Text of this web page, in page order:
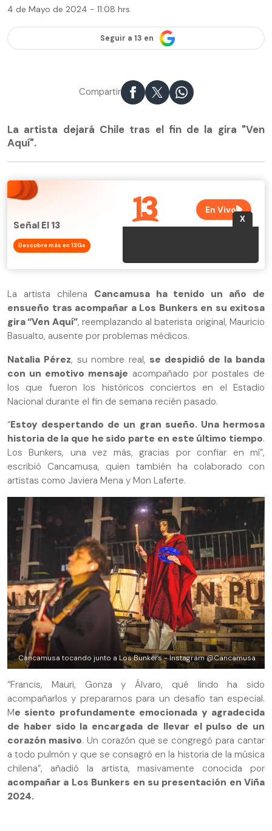
4 de Mayo de 2024 - 11:08 hrs.
Seguir a 13 en
Compartir
La artista dejará Chile tras el fin de la gira "Ven
Aquí".
Señal El 13
Descubre más en 13Go
La artista chilena Cancamusa ha tenido un año de
ensueño tras acompañar a Los Bunkers en su exitosa
gira “Ven Aquí”, reemplazando al baterista original, Mauricio
Basualto, ausente por problemas médicos.
Natalia Pérez, su nombre real, se despidió de la banda
con un emotivo mensaje acompañado por postales de
los que fueron los históricos conciertos en el Estadio
Nacional durante el fin de semana recién pasado.
“Estoy despertando de un gran sueño. Una hermosa
historia de la que he sido parte en este último tiempo.
Los Bunkers, una vez más, gracias por confiar en mí”,
escribió Cancamusa, quien también ha colaborado con
artistas como Javiera Mena y Mon Laferte.
Cancamusa tocando junto a Los Bunkers - Instagram @Cancamusa
“Francis, Mauri, Gonza y Álvaro, qué lindo ha sido
acompañarlos y prepararnos para un desafío tan especial.
Me siento profundamente emocionada y agradecida
de haber sido la encargada de llevar el pulso de un
corazón masivo. Un corazón que se congregó para cantar
a todo pulmón y que se consagró en la historia de la música
chilena”, añadió la artista, masivamente conocida por
acompañar a Los Bunkers en su presentación en Viña
2024.